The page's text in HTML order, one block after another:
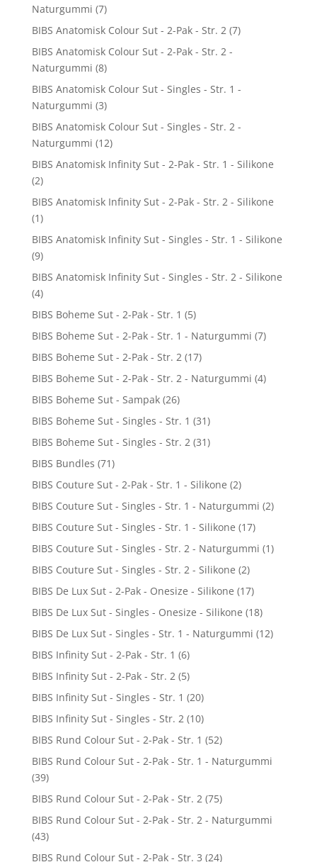
Naturgummi (7)
BIBS Anatomisk Colour Sut - 2-Pak - Str. 2 (7)
BIBS Anatomisk Colour Sut - 2-Pak - Str. 2 -
Naturgummi (8)
BIBS Anatomisk Colour Sut - Singles - Str. 1 -
Naturgummi (3)
BIBS Anatomisk Colour Sut - Singles - Str. 2 -
Naturgummi (12)
BIBS Anatomisk Infinity Sut - 2-Pak - Str. 1 - Silikone
(2)
BIBS Anatomisk Infinity Sut - 2-Pak - Str. 2 - Silikone
(1)
BIBS Anatomisk Infinity Sut - Singles - Str. 1 - Silikone
(9)
BIBS Anatomisk Infinity Sut - Singles - Str. 2 - Silikone
(4)
BIBS Boheme Sut - 2-Pak - Str. 1 (5)
BIBS Boheme Sut - 2-Pak - Str. 1 - Naturgummi (7)
BIBS Boheme Sut - 2-Pak - Str. 2 (17)
BIBS Boheme Sut - 2-Pak - Str. 2 - Naturgummi (4)
BIBS Boheme Sut - Sampak (26)
BIBS Boheme Sut - Singles - Str. 1 (31)
BIBS Boheme Sut - Singles - Str. 2 (31)
BIBS Bundles (71)
BIBS Couture Sut - 2-Pak - Str. 1 - Silikone (2)
BIBS Couture Sut - Singles - Str. 1 - Naturgummi (2)
BIBS Couture Sut - Singles - Str. 1 - Silikone (17)
BIBS Couture Sut - Singles - Str. 2 - Naturgummi (1)
BIBS Couture Sut - Singles - Str. 2 - Silikone (2)
BIBS De Lux Sut - 2-Pak - Onesize - Silikone (17)
BIBS De Lux Sut - Singles - Onesize - Silikone (18)
BIBS De Lux Sut - Singles - Str. 1 - Naturgummi (12)
BIBS Infinity Sut - 2-Pak - Str. 1 (6)
BIBS Infinity Sut - 2-Pak - Str. 2 (5)
BIBS Infinity Sut - Singles - Str. 1 (20)
BIBS Infinity Sut - Singles - Str. 2 (10)
BIBS Rund Colour Sut - 2-Pak - Str. 1 (52)
BIBS Rund Colour Sut - 2-Pak - Str. 1 - Naturgummi
(39)
BIBS Rund Colour Sut - 2-Pak - Str. 2 (75)
BIBS Rund Colour Sut - 2-Pak - Str. 2 - Naturgummi
(43)
BIBS Rund Colour Sut - 2-Pak - Str. 3 (24)